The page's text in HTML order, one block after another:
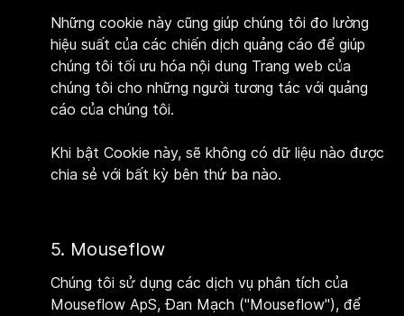
Những cookie này cũng giúp chúng tôi đo lường
hiệu suất của các chiến dịch quảng cáo để giúp
chúng tôi tối ưu hóa nội dung Trang web của
chúng tôi cho những người tương tác với quảng
cáo của chúng tôi.
Khi bật Cookie này, sẽ không có dữ liệu nào được
chia sẻ với bất kỳ bên thứ ba nào.
5. Mouseflow
Chúng tôi sử dụng các dịch vụ phân tích của
Mouseflow ApS, Đan Mạch ("Mouseflow"), để